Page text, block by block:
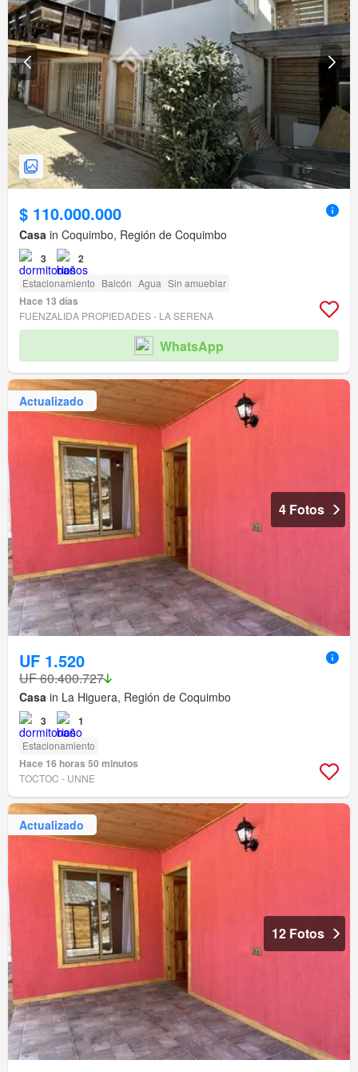
$ 110.000.000
Casa in Coquimbo, Región de Coquimbo
3 2
Estacionamiento Balcón Agua Sin amueblar
Hace 13 días
FUENZALIDA PROPIEDADES - LA SERENA
WhatsApp
Actualizado
4 Fotos
UF 1.520
UF 60.400.727
Casa in La Higuera, Región de Coquimbo
3 1
Estacionamiento
Hace 16 horas 50 minutos
TOCTOC - UNNE
Actualizado
12 Fotos